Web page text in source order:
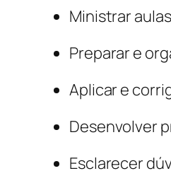
Ministrar
Preparar e
Aplicar e
Desenvolver
Esclarecer